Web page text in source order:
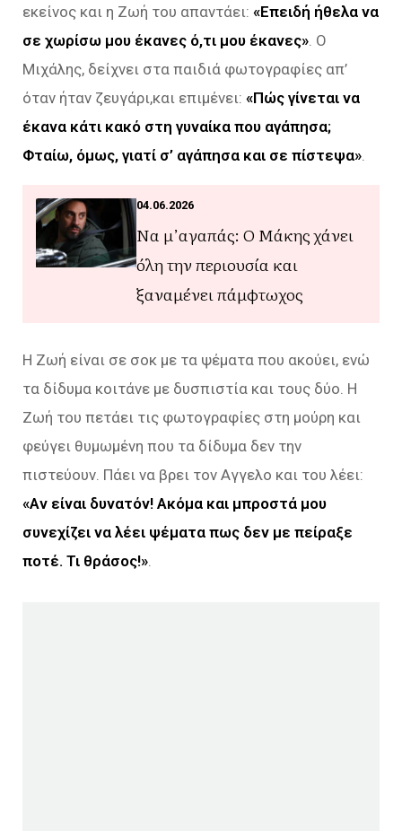
εκείνος και η Ζωή του απαντάει: «Επειδή ήθελα να
σε χωρίσω μου έκανες ό,τι μου έκανες» . Ο
Μιχάλης, δείχνει στα παιδιά φωτογραφίες απ’
όταν ήταν ζευγάρι,και επιμένει: «Πώς γίνεται να
έκανα κάτι κακό στη γυναίκα που αγάπησα;
Φταίω, όμως, γιατί σ’ αγάπησα και σε πίστεψα»
04.06.2026
Να μ’αγαπάς: Ο Μάκης χάνει
όλη την περιουσία και
ξαναμένει πάμφτωχος
Η Ζωή είναι σε σοκ με τα ψέματα που ακούει, ενώ
τα δίδυμα κοιτάνε με δυσπιστία και τους δύο. Η
Ζωή του πετάει τις φωτογραφίες στη μούρη και
φεύγει θυμωμένη που τα δίδυμα δεν την
πιστεύουν. Πάει να βρει τον Αγγελο και του λέει:
«Αν είναι δυνατόν! Ακόμα και μπροστά μου
συνεχίζει να λέει ψέματα πως δεν με πείραξε
ποτέ. Τι θράσος!»